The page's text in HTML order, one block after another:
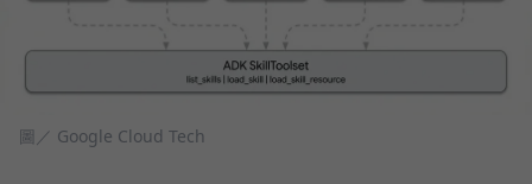
圖／ Google Cloud Tech